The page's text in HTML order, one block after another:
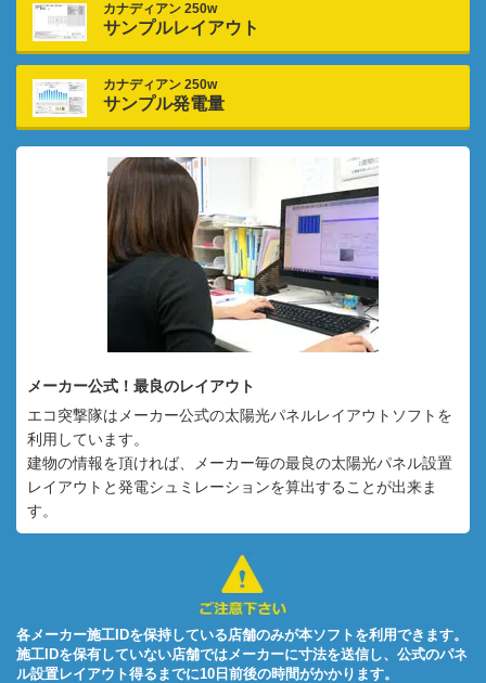
カナディアン 250w
サンプルレイアウト
カナディアン 250w
サンプル発電量
メーカー公式！最良のレイアウト
エコ突撃隊はメーカー公式の太陽光パネルレイアウトソフトを
利用しています。
建物の情報を頂ければ、メーカー毎の最良の太陽光パネル設置
レイアウトと発電シュミレーションを算出することが出来ま
す。
各メーカー施工IDを保持している店舗のみが本ソフトを利用できます。
施工IDを保有していない店舗ではメーカーに寸法を送信し、公式のパネ
ル設置レイアウト得るまでに10日前後の時間がかかります。